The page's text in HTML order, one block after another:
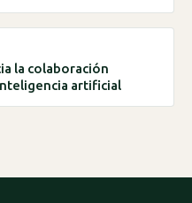
la colaboración
artificial